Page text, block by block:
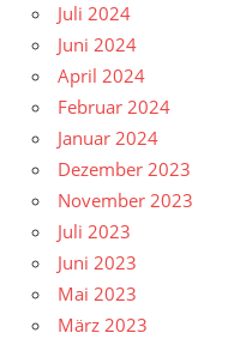
Juli 2024
Juni 2024
April 2024
Februar 2024
Januar 2024
Dezember 2023
November 2023
Juli 2023
Juni 2023
Mai 2023
März 2023